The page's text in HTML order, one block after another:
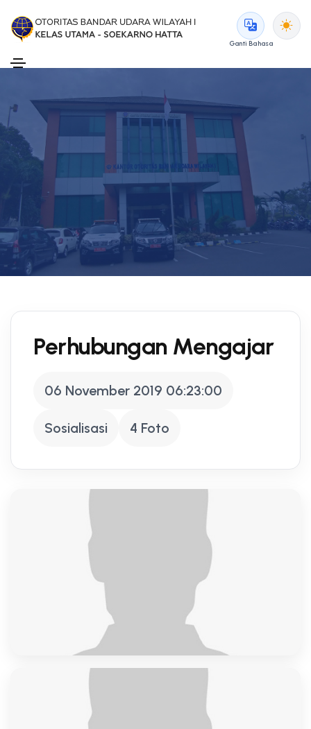
Ganti Bahasa
Perhubungan Mengajar
06 November 2019 06:23:00
Sosialisasi 4 Foto